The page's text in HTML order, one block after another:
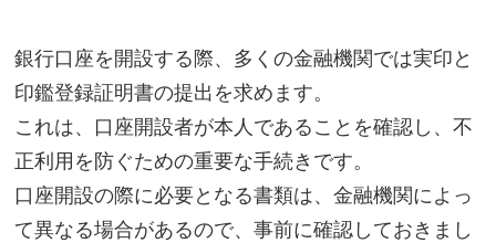
銀行口座を開設する際、多くの金融機関では実印と
印鑑登録証明書の提出を求めます。
これは、口座開設者が本人であることを確認し、不
正利用を防ぐための重要な手続きです。
口座開設の際に必要となる書類は、金融機関によっ
て異なる場合があるので、事前に確認しておきまし